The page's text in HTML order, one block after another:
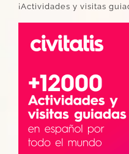
¡Actividades y visitas